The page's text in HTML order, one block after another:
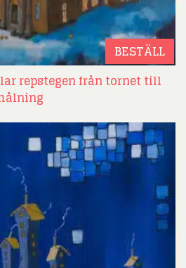
BESTÄLL
repstegen från tornet till